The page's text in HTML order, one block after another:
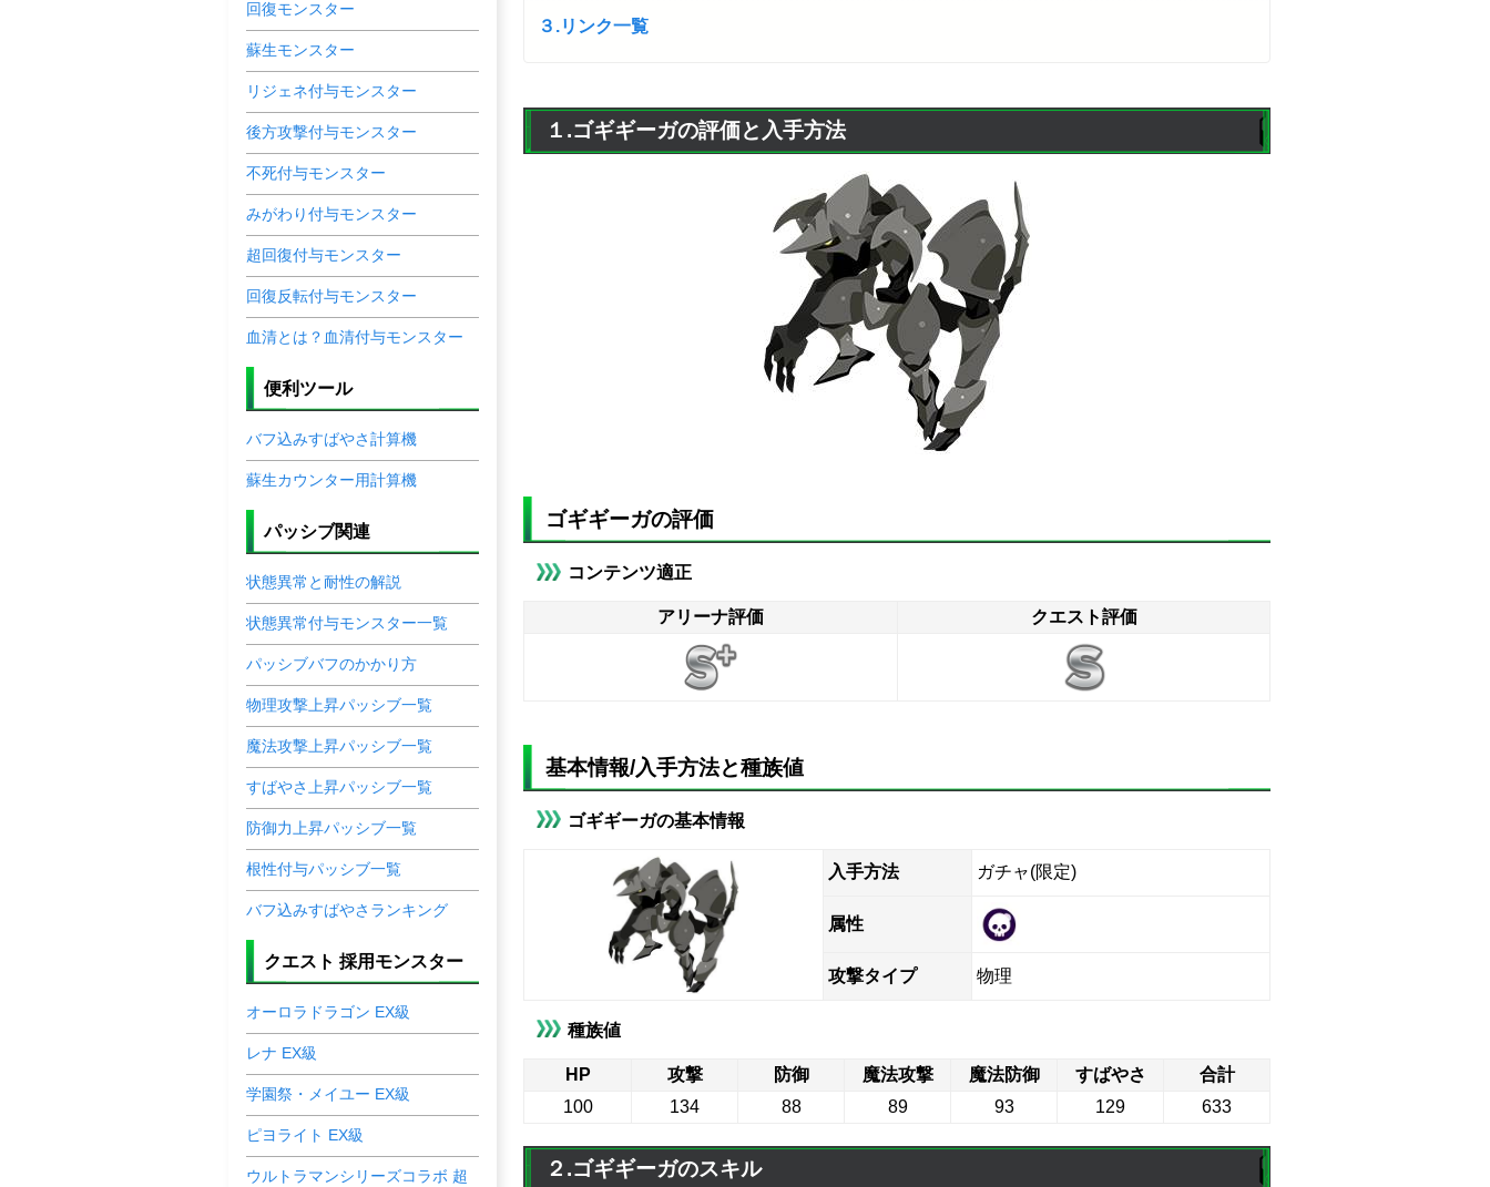
３.リンク一覧
１.ゴギギーガの評価と入手方法
ゴギギーガの評価
コンテンツ適正
アリーナ評価 クエスト評価
基本情報/入手方法と種族値
ゴギギーガの基本情報
入手方法 ガチャ(限定)
属性
攻撃タイプ 物理
種族値
HP 攻撃 防御 魔法攻撃 魔法防御 すばやさ
合計
100
134 88 89 93 129 633
２.ゴギギーガのスキル
回復モンスター
蘇生モンスター
リジェネ付与モンスター
後方攻撃付与モンスター
不死付与モンスター
みがわり付与モンスター
超回復付与モンスター
回復反転付与モンスター
血清とは？血清付与モンスター
便利ツール
バフ込みすばやさ計算機
蘇生カウンター用計算機
パッシブ関連
状態異常と耐性の解説
状態異常付与モンスター一覧
パッシブバフのかかり方
物理攻撃上昇パッシブ一覧
魔法攻撃上昇パッシブ一覧
すばやさ上昇パッシブ一覧
防御力上昇パッシブ一覧
根性付与パッシブ一覧
バフ込みすばやさランキング
クエスト 採用モンスター
オーロラドラゴン EX級
レナ EX級
学園祭・メイユー EX級
ピヨライト EX級
ウルトラマンシリーズコラボ 超